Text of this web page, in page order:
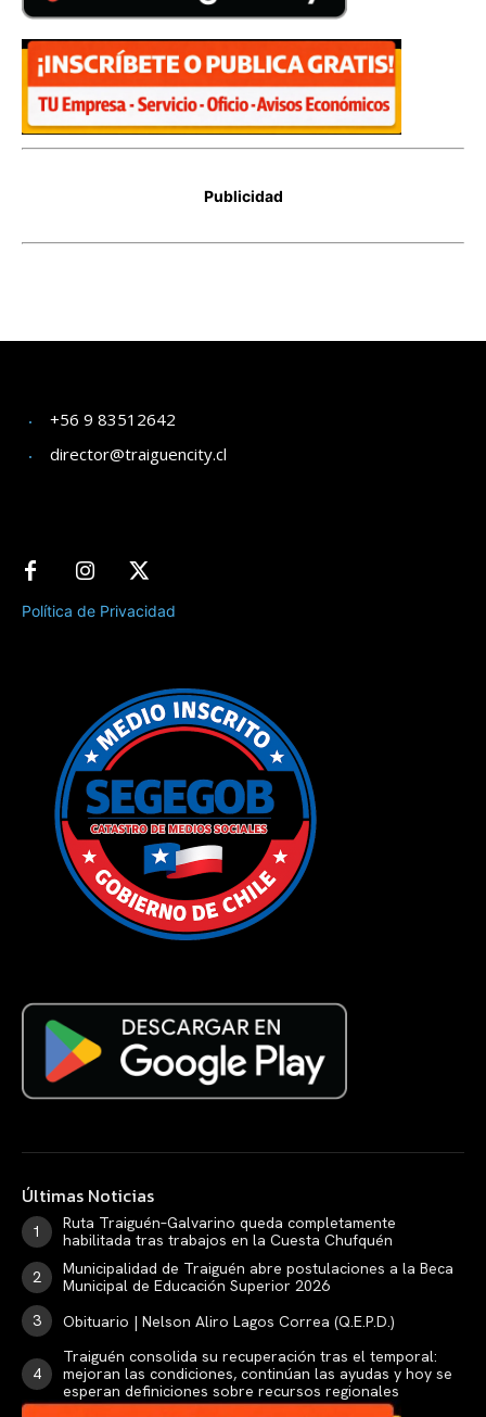
+56 9 83512642
director@traiguencity.cl
Política de Privacidad
Últimas Noticias
Ruta Traiguén–Galvarino queda completamente
habilitada tras trabajos en la Cuesta Chufquén
Municipalidad de Traiguén abre postulaciones a la Beca
Municipal de Educación Superior 2026
Obituario | Nelson Aliro Lagos Correa (Q.E.P.D.)
Traiguén consolida su recuperación tras el temporal:
mejoran las condiciones, continúan las ayudas y hoy se
esperan definiciones sobre recursos regionales